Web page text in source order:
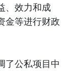
、效力和成
金等进行财政
了公私项目中